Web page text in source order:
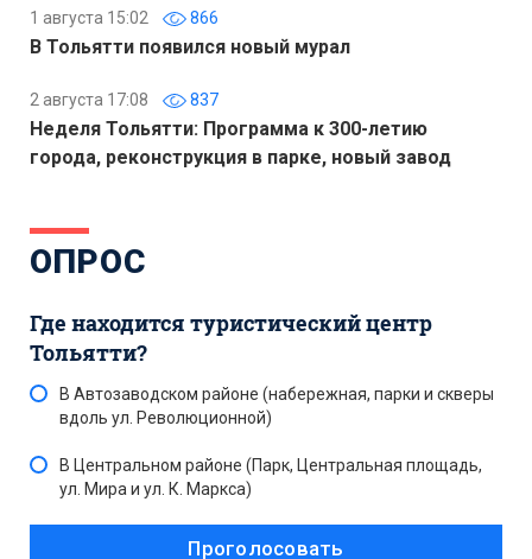
1 августа 15:02 866
В Тольятти появился новый мурал
2 августа 17:08 837
Неделя Тольятти: Программа к 300-летию
города, реконструкция в парке, новый завод
ОПРОС
Где находится туристический центр
Тольятти?
В Автозаводском районе (набережная, парки и скверы
вдоль ул. Революционной)
В Центральном районе (Парк, Центральная площадь,
ул. Мира и ул. К. Маркса)